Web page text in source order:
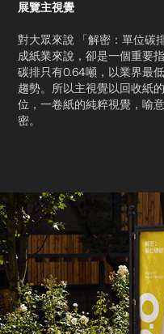
展覽主視覺
對大眾來說 「解密：單位碳
成紙業來說，卻是一個重要
碳排只有0.64噸，以業界最
趨勢。所以主視覺以回收紙
位，一卷紙的純粹視覺，喻
密。